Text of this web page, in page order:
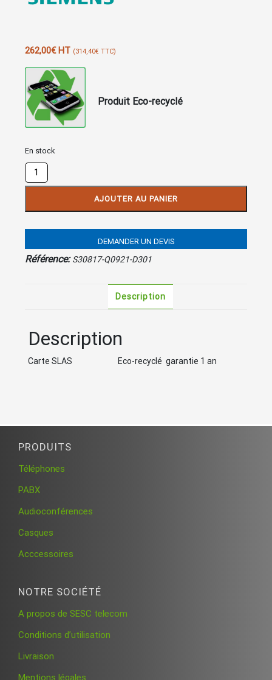
262,00€HT (314,40€ TTC)
Produit Eco-recyclé
En stock
quantité
de
AJOUTER AU PANIER
DEMANDER UN DEVIS
Référence:S30817-Q0921-D301
Description
Description
Carte SLAS Eco-recyclé garantie 1 an
PRODUITS
Téléphones
PABX
Audioconférences
Casques
Acccessoires
NOTRE SOCIÉTÉ
A propos de SESC telecom
Conditions d’utilisation
Livraison
Mentions légales